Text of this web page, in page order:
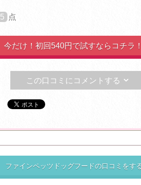
5 点
今だけ！初回540円で試すならコチラ！
この口コミにコメントする 
ファインペッツドッグフードの口コミをす